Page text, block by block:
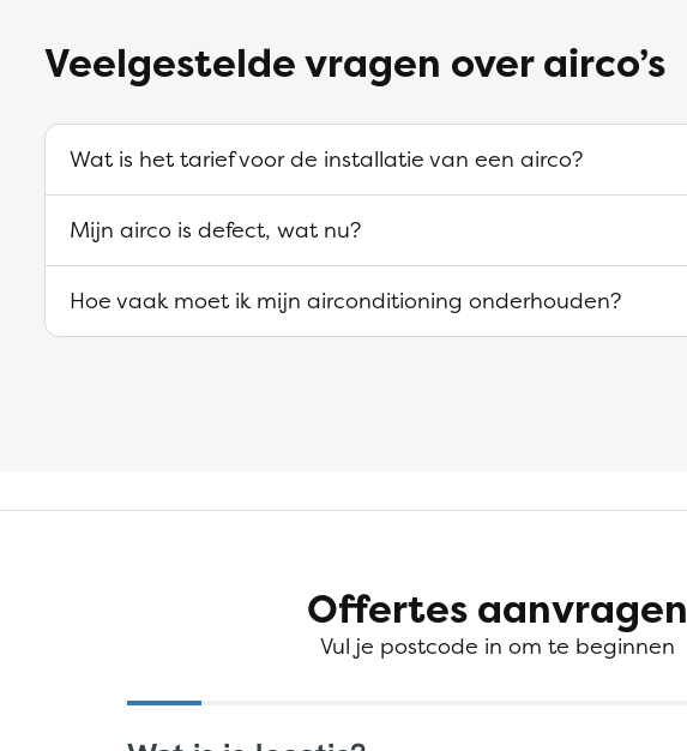
Veelgestelde vragen over airco’s
Wat is het tarief voor de installatie van een airco?
Mijn airco is defect, wat nu?
Hoe vaak moet ik mijn airconditioning onderhouden?
Offertes aanvragen
Vul je postcode in om te beginnen